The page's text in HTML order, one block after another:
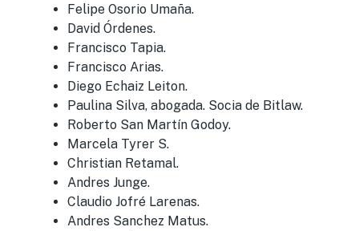
Felipe Osorio Umaña.
David Órdenes.
Francisco Tapia.
Francisco Arias.
Diego Echaiz Leiton.
Paulina Silva, abogada. Socia de Bitlaw.
Roberto San Martín Godoy.
Marcela Tyrer S.
Christian Retamal.
Andres Junge.
Claudio Jofré Larenas.
Andres Sanchez Matus.